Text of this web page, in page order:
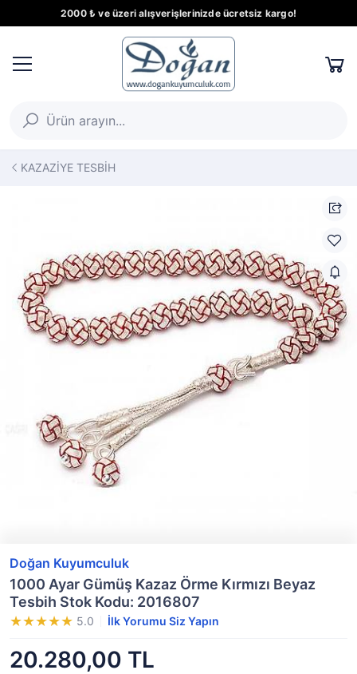
2000 ₺ ve üzeri alışverişlerinizde ücretsiz kargo!
KAZAZİYE TESBİH
Doğan Kuyumculuk
1000 Ayar Gümüş Kazaz Örme Kırmızı Beyaz
Tesbih Stok Kodu: 2016807
5.0 İlk Yorumu Siz Yapın
20.280,00 TL